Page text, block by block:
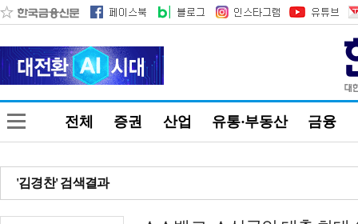
전체 증권 산업 유통·부동산 금융
'김경찬' 검색결과